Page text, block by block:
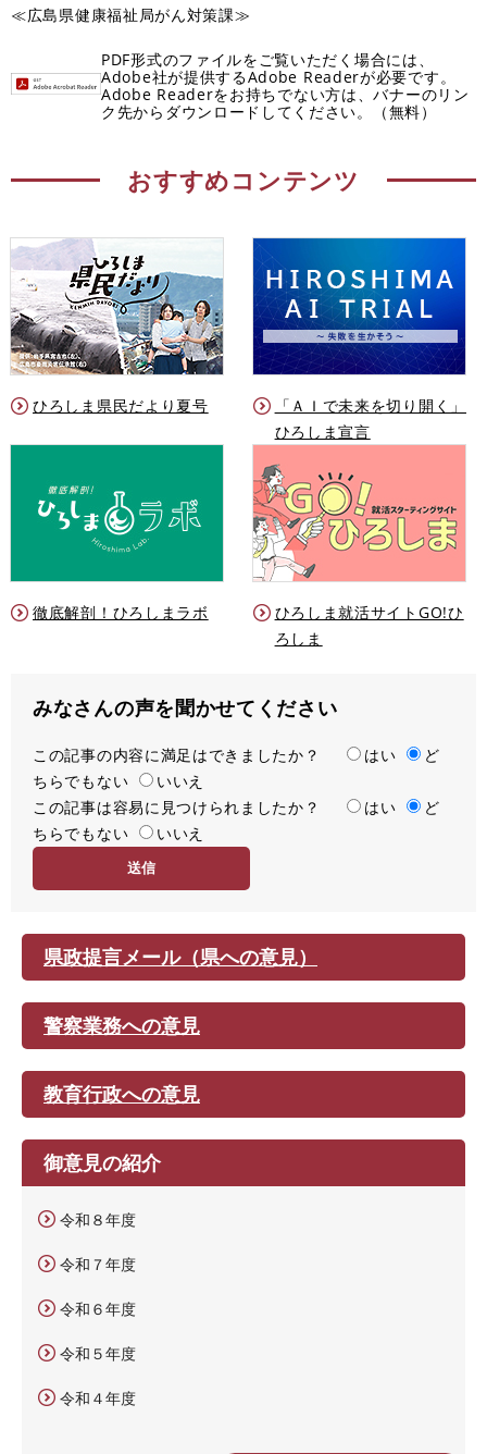
≪広島県健康福祉局がん対策課≫
PDF形式のファイルをご覧いただく場合には、
Adobe社が提供するAdobe Readerが必要です。
Adobe Readerをお持ちでない方は、バナーのリン
ク先からダウンロードしてください。（無料）
おすすめコンテンツ
ひろしま県民だより夏号
「ＡＩで未来を切り開く」
ひろしま宣言
徹底解剖！ひろしまラボ
ひろしま就活サイトGO!ひ
ろしま
みなさんの声を聞かせてください
満
足
度
この記事の内容に満足はできましたか？ はい
ど
ちらでもない
いいえ
容
易
この記事は容易に見つけられましたか？ はい
ど
ちらでもない
いいえ
県政提言メール（県への意見）
警察業務への意見
教育行政への意見
御意見の紹介
令和８年度
令和７年度
令和６年度
令和５年度
令和４年度